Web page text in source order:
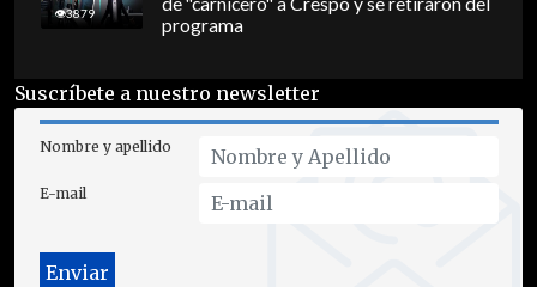
3879
programa
Suscríbete a nuestro newsletter
Nombre y apellido
E-mail